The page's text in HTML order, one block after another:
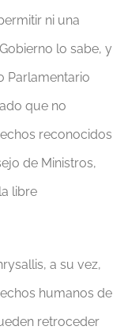
ni una
lo sabe, y
Parlamentario
que no
reconocidos
de Ministros,
libre
a su vez,
humanos de
retroceder